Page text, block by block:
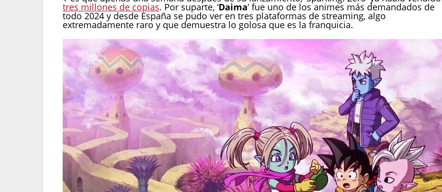
tres millones de copias. Por suparte, ‘Daima‘ fue uno de los animes más demandados de
todo 2024 y desde España se pudo ver en tres plataformas de streaming, algo
extremadamente raro y que demuestra lo golosa que es la franquicia.